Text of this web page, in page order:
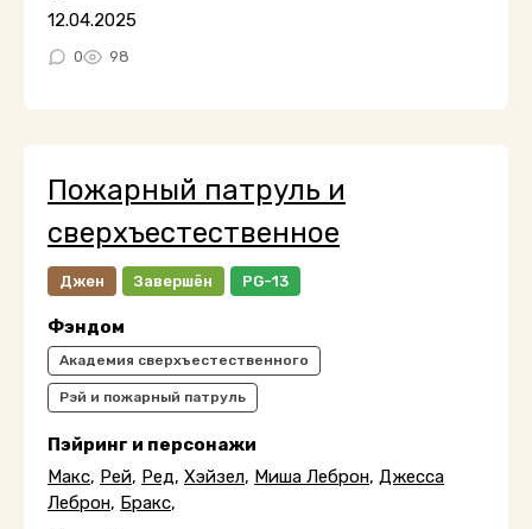
12.04.2025
0 98
Пожарный патруль и
сверхъестественное
Джен Завершён PG-13
Фэндом
Академия сверхъестественного
Рэй и пожарный патруль
Пэйринг и персонажи
Макс, Рей, Ред, Хэйзел, Миша Леброн, Джесса
Леброн, Бракс,